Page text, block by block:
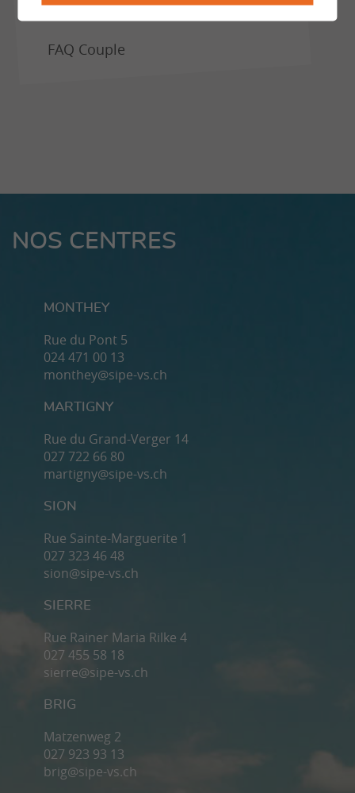
FAQ Couple
NOS CENTRES
MONTHEY
Rue du Pont 5
024 471 00 13
monthey@sipe-vs.ch
MARTIGNY
Rue du Grand-Verger 14
027 722 66 80
martigny@sipe-vs.ch
SION
Rue Sainte-Marguerite 1
027 323 46 48
sion@sipe-vs.ch
SIERRE
Rue Rainer Maria Rilke 4
027 455 58 18
sierre@sipe-vs.ch
BRIG
Matzenweg 2
027 923 93 13
brig@sipe-vs.ch